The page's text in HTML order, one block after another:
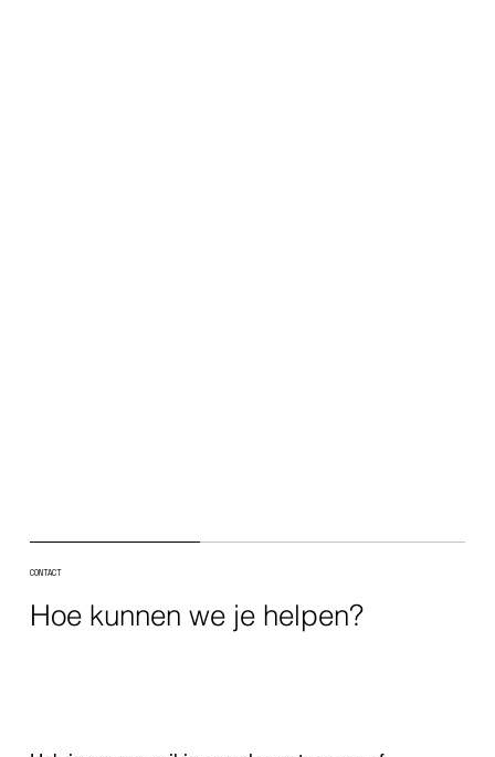
CONTACT
Hoe kunnen we je helpen?